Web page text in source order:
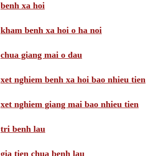
benh xa hoi
kham benh xa hoi o ha noi
chua giang mai o dau
xet nghiem benh xa hoi bao nhieu tien
xet nghiem giang mai bao nhieu tien
tri benh lau
gia tien chua benh lau